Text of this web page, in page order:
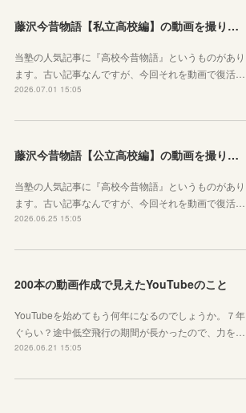
藤沢今昔物語【私立高校編】の動画を撮りました！
当塾の人気記事に『高校今昔物語』というものがあり
ます。古い記事なんですが、今回それを動画で復活…
2026.07.01 15:05
藤沢今昔物語【公立高校編】の動画を撮りました！
当塾の人気記事に『高校今昔物語』というものがあり
ます。古い記事なんですが、今回それを動画で復活…
2026.06.25 15:05
200本の動画作成で見えたYouTubeのこと
YouTubeを始めてもう何年になるのでしょうか。７年
ぐらい？途中低空飛行の期間が長かったので、力を…
2026.06.21 15:05